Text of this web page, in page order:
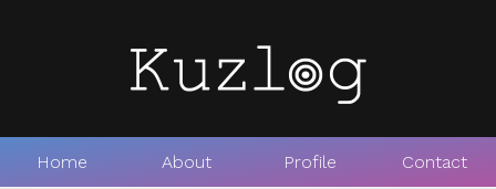
Home About Profile Contact